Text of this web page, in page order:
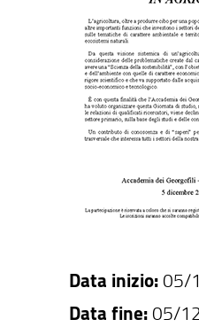
Data inizio: 05/
Data fine: 05/